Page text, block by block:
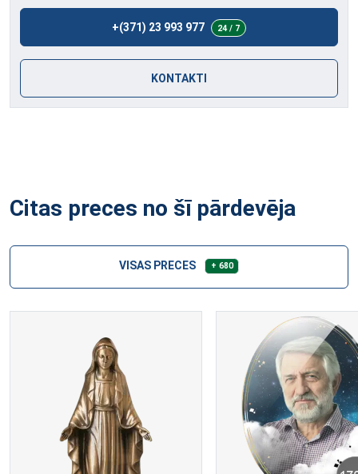
+(371) 23 993 977 24 / 7
KONTAKTI
Citas preces no šī pārdevēja
VISAS PRECES + 680